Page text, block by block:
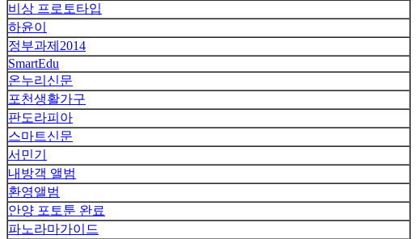
비상 프로토타입
하윤이
정부과제2014
SmartEdu
온누리신문
포천생활가구
판도라피아
스마트신문
서민기
내방객 앨범
환영앨범
안양 포토툰 완료
파노라마가이드